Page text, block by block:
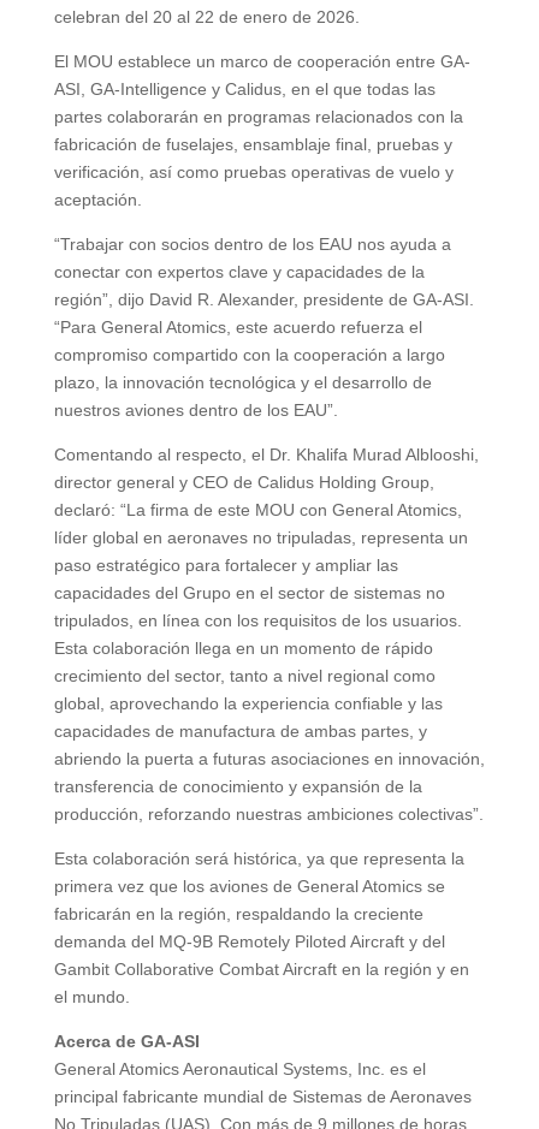
celebran del 20 al 22 de enero de 2026.
El MOU establece un marco de cooperación entre GA-
ASI, GA-Intelligence y Calidus, en el que todas las
partes colaborarán en programas relacionados con la
fabricación de fuselajes, ensamblaje final, pruebas y
verificación, así como pruebas operativas de vuelo y
aceptación.
“Trabajar con socios dentro de los EAU nos ayuda a
conectar con expertos clave y capacidades de la
región”, dijo David R. Alexander, presidente de GA-ASI.
“Para General Atomics, este acuerdo refuerza el
compromiso compartido con la cooperación a largo
plazo, la innovación tecnológica y el desarrollo de
nuestros aviones dentro de los EAU”.
Comentando al respecto, el Dr. Khalifa Murad Alblooshi,
director general y CEO de Calidus Holding Group,
declaró: “La firma de este MOU con General Atomics,
líder global en aeronaves no tripuladas, representa un
paso estratégico para fortalecer y ampliar las
capacidades del Grupo en el sector de sistemas no
tripulados, en línea con los requisitos de los usuarios.
Esta colaboración llega en un momento de rápido
crecimiento del sector, tanto a nivel regional como
global, aprovechando la experiencia confiable y las
capacidades de manufactura de ambas partes, y
abriendo la puerta a futuras asociaciones en innovación,
transferencia de conocimiento y expansión de la
producción, reforzando nuestras ambiciones colectivas”.
Esta colaboración será histórica, ya que representa la
primera vez que los aviones de General Atomics se
fabricarán en la región, respaldando la creciente
demanda del MQ-9B Remotely Piloted Aircraft y del
Gambit Collaborative Combat Aircraft en la región y en
el mundo.
Acerca de GA-ASI
General Atomics Aeronautical Systems, Inc. es el
principal fabricante mundial de Sistemas de Aeronaves
No Tripuladas (UAS). Con más de 9 millones de horas